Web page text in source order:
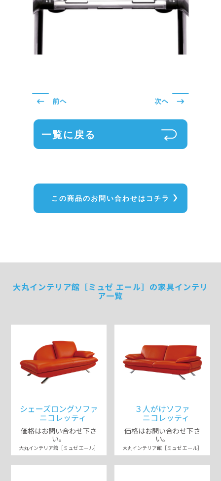
一覧に戻る
この商品のお問い合わせはコチラ
大丸インテリア館［ミュゼ エール］の家具インテリ
ア一覧
シェーズロングソファ
ニコレッティ
価格はお問い合わせ下さ
い。
大丸インテリア館［ミュゼ エール］
３人がけソファ
ニコレッティ
価格はお問い合わせ下さ
い。
大丸インテリア館［ミュゼ エール］